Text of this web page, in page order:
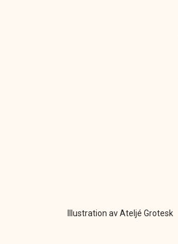
Illustration av Ateljé Grotesk